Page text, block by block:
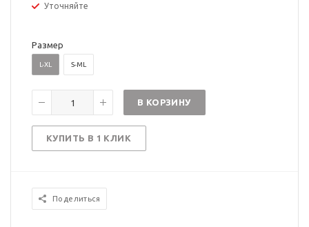
Уточняйте
Размер
L-XL S-ML
В КОРЗИНУ
КУПИТЬ В 1 КЛИК
Поделиться